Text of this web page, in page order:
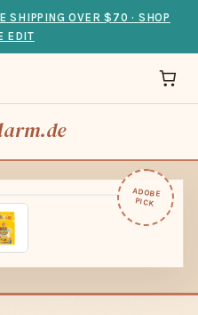
SHIPPING OVER $70 · SHOP
EDIT
ADOBE
PICK